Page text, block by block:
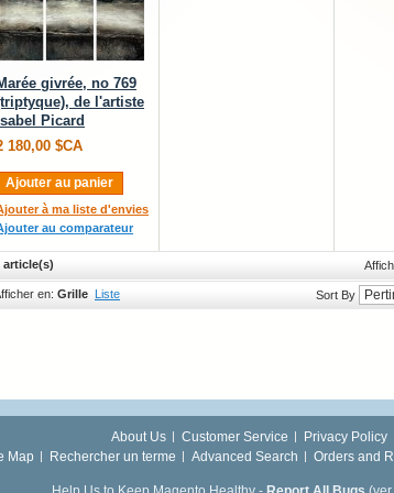
givrée, no 769
de l'artiste
Picard
180,00 $CA
Ajouter au panier
à ma liste d'envies
au comparateur
article(s)
en: Grille Liste Sort By
About Us Customer Service
Privacy Policy
Map
Rechercher un terme Advanced Search Orders and